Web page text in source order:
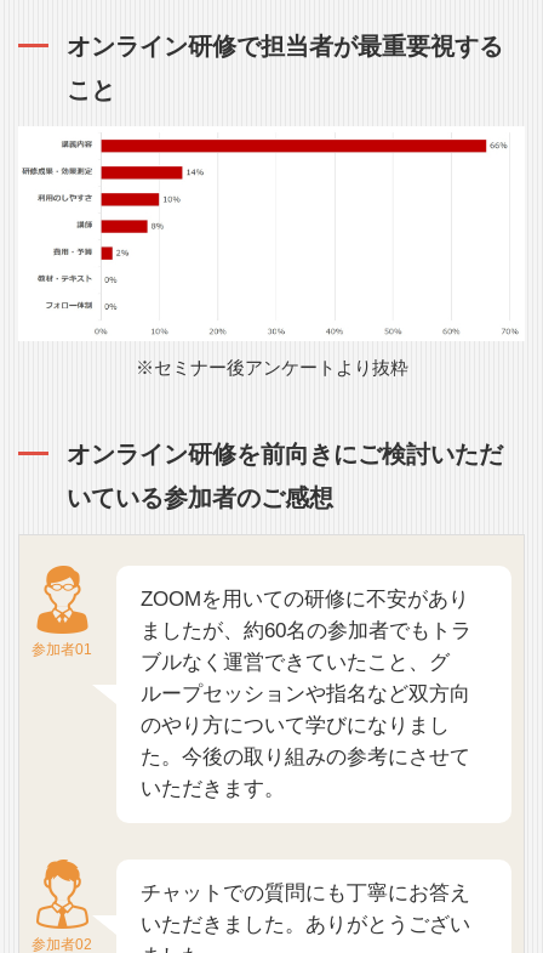
オンライン研修で担当者が最重要視する
こと
※セミナー後アンケートより抜粋
オンライン研修を前向きにご検討いただ
いている参加者のご感想
参加者01
ZOOMを用いての研修に不安があり
ましたが、約60名の参加者でもトラ
ブルなく運営できていたこと、グ
ループセッションや指名など双方向
のやり方について学びになりまし
た。今後の取り組みの参考にさせて
いただきます。
参加者02
チャットでの質問にも丁寧にお答え
いただきました。ありがとうござい